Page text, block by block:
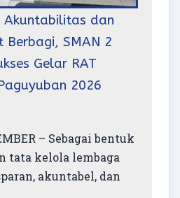
Akuntabilitas dan
Berbagi, SMAN 2
Gelar RAT
2026
– Sebagai bentuk
tata kelola lembaga
akuntabel, dan